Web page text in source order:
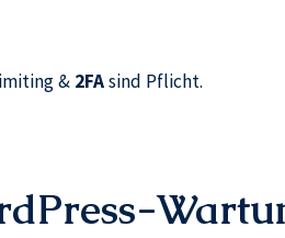
& 2FAsind Pflicht.